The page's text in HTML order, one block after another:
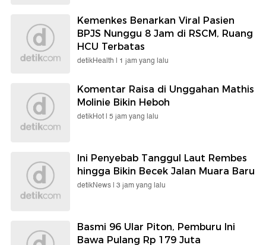
Kemenkes Benarkan Viral Pasien
BPJS Nunggu 8 Jam di RSCM, Ruang
HCU Terbatas
detikHealth | 1 jam yang lalu
Komentar Raisa di Unggahan Mathis
Molinie Bikin Heboh
detikHot | 5 jam yang lalu
Ini Penyebab Tanggul Laut Rembes
hingga Bikin Becek Jalan Muara Baru
detikNews | 3 jam yang lalu
Basmi 96 Ular Piton, Pemburu Ini
Bawa Pulang Rp 179 Juta